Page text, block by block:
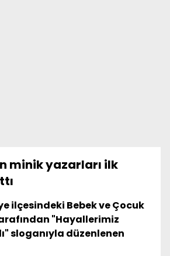
minik yazarları ilk
ilçesindeki Bebek ve Çocuk
"Hayallerimiz
sloganıyla düzenlenen